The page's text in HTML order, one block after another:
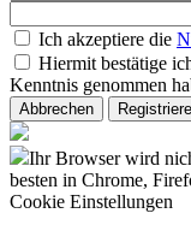
Ich akzeptiere die
Hiermit bestätige
Kenntnis genommen
Abbrechen
Ihr Browser wird
besten in Chrome,
Cookie Einstellungen